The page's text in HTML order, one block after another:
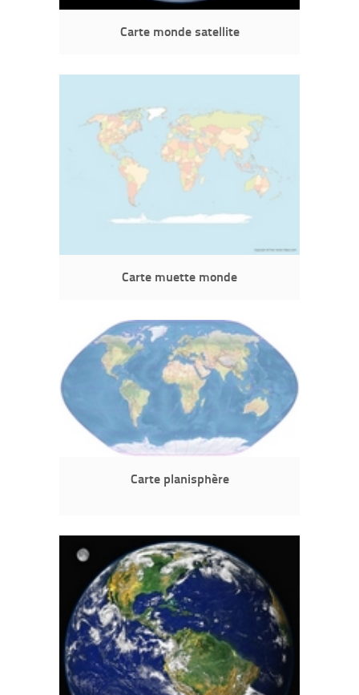
Carte monde satellite
Carte muette monde
Carte planisphère